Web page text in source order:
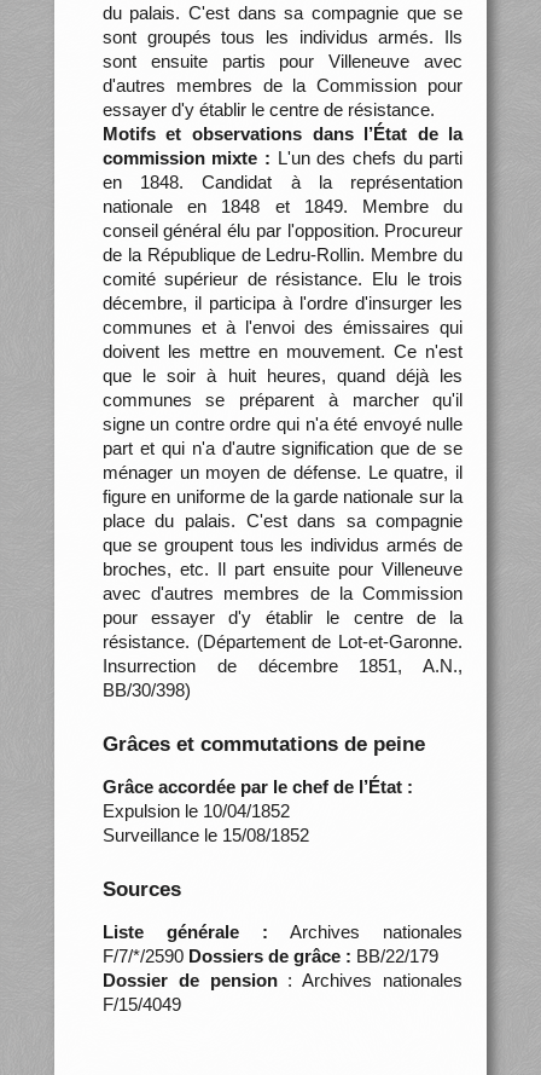
du palais. C'est dans sa compagnie que se
sont groupés tous les individus armés. Ils
sont ensuite partis pour Villeneuve avec
d'autres membres de la Commission pour
essayer d'y établir le centre de résistance.
Motifs et observations dans l’État de la
commission mixte : L'un des chefs du parti
en 1848. Candidat à la représentation
nationale en 1848 et 1849. Membre du
conseil général élu par l'opposition. Procureur
de la République de Ledru-Rollin. Membre du
comité supérieur de résistance. Elu le trois
décembre, il participa à l'ordre d'insurger les
communes et à l'envoi des émissaires qui
doivent les mettre en mouvement. Ce n'est
que le soir à huit heures, quand déjà les
communes se préparent à marcher qu'il
signe un contre ordre qui n'a été envoyé nulle
part et qui n'a d'autre signification que de se
ménager un moyen de défense. Le quatre, il
figure en uniforme de la garde nationale sur la
place du palais. C'est dans sa compagnie
que se groupent tous les individus armés de
broches, etc. Il part ensuite pour Villeneuve
avec d'autres membres de la Commission
pour essayer d'y établir le centre de la
résistance. (Département de Lot-et-Garonne.
Insurrection de décembre 1851, A.N.,
BB/30/398)
Grâces et commutations de peine
Grâce accordée par le chef de l’État :
Expulsion le 10/04/1852
Surveillance le 15/08/1852
Sources
Liste générale : Archives nationales
F/7/*/2590 Dossiers de grâce : BB/22/179
Dossier de pension: Archives nationales
F/15/4049